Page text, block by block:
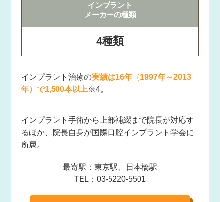
インプラント
メーカーの種類
4種類
インプラント治療の実績は16年（1997年～2013
年）で1,500本以上※4。
インプラント手術から上部補綴まで院長が対応す
るほか、院長自身が国際口腔インプラント学会に
所属。
最寄駅：東京駅、日本橋駅
TEL：03-5220-5501